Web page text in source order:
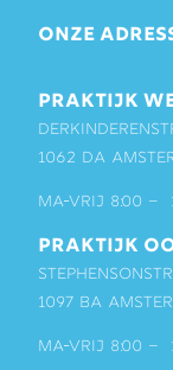
ONZE
PRAKTIJK
1062 DA
ma-vrij 8:00 –
PRAKTIJK
1097 BA
ma-vrij 8:00 –